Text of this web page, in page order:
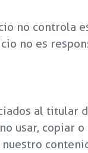
no controla
no es
al titular
usar, copiar